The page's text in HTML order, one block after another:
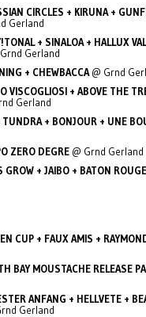
CIRCLES + KIRUNA +
Gerland
+ SINALOA + HALLUX
Gerland
+ CHEWBACCA@ Grnd
VISCOGLIOSI + ABOVE THE
Gerland
TUNDRA + BONJOUR + UNE
ZERO DEGRE@ Grnd Gerland
GROW + JAIBO + BATON ROUGE
CUP + FAUX AMIS +
BAY MOUSTACHE RELEASE
ANFANG + HELLVETE +
Gerland